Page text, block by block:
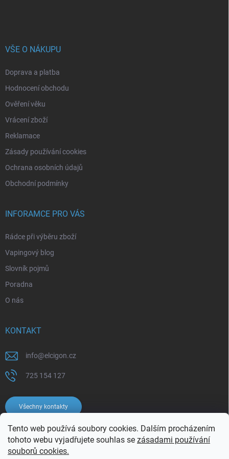
Tento web používá soubory cookies. Dalším procházením
tohoto webu vyjadřujete souhlas se zásadami používání
souborů cookies.
VŠE O NÁKUPU
Doprava a platba
Hodnocení obchodu
Ověření věku
Vrácení zboží
Reklamace
Zásady používání cookies
Ochrana osobních údajů
Obchodní podmínky
INFORAMCE PRO VÁS
Rádce při výběru zboží
Vapingový blog
Slovník pojmů
Poradna
O nás
KONTAKT
info@elcigon.cz
725 154 127
Všechny kontakty